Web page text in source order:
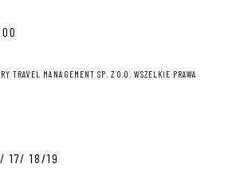
TRAVEL MANAGEMENT SP. Z O.O. WSZELKIE PRAWA
17/ 18/19